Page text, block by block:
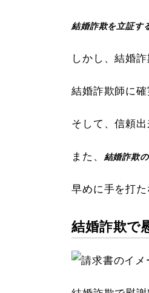
結婚詐欺を立証す
しかし、結婚
結婚詐欺師に
そして、信頼
また、 結婚詐欺
早めに手を打
結婚詐欺で